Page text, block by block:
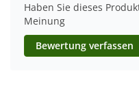
Haben Sie dieses
Meinung
Bewertung verfassen